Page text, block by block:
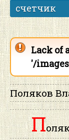
счетчик
Lack of
'/
Поляков
П